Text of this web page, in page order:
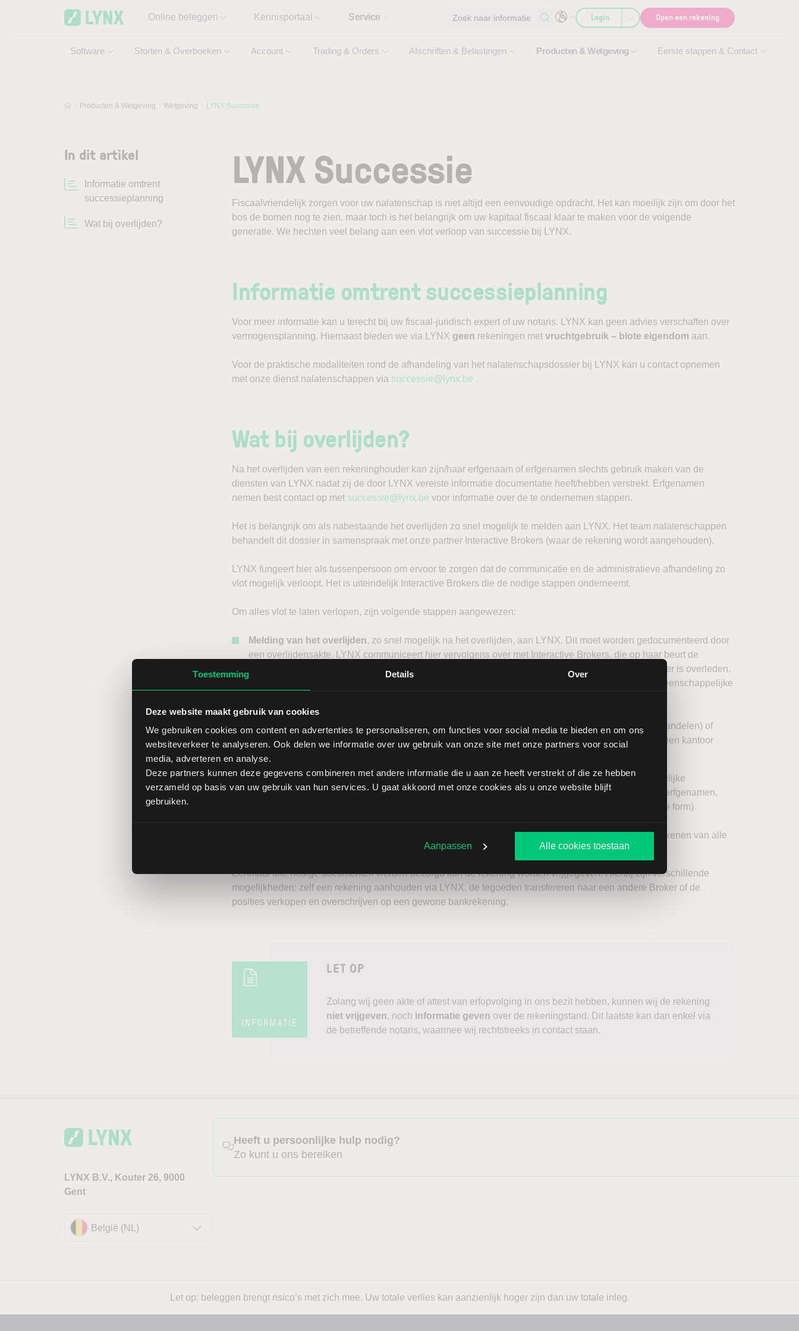
Toestemming Details Over
Deze website maakt gebruik van cookies
We gebruiken cookies om content en advertenties te personaliseren, om functies voor social media te bieden en om ons
websiteverkeer te analyseren. Ook delen we informatie over uw gebruik van onze site met onze partners voor social
media, adverteren en analyse.
Deze partners kunnen deze gegevens combineren met andere informatie die u aan ze heeft verstrekt of die ze hebben
verzameld op basis van uw gebruik van hun services. U gaat akkoord met onze cookies als u onze website blijft
gebruiken.
Aanpassen Alle cookies toestaan
Online beleggen
Kennisportaal Service
Software Storten & Overboeken Account Trading & Orders Afschriften & Belastingen Producten & Wetgeving Eerste stappen & Contact
Zoek naar informatie Login Open een rekening
Producten & Wetgeving Wetgeving LYNX Successie
In dit artikel
Informatie omtrent
successieplanning
Wat bij overlijden?
LYNX Successie
Fiscaalvriendelijk zorgen voor uw nalatenschap is niet altijd een eenvoudige opdracht. Het kan moeilijk zijn om door het
bos de bomen nog te zien, maar toch is het belangrijk om uw kapitaal fiscaal klaar te maken voor de volgende
generatie. We hechten veel belang aan een vlot verloop van successie bij LYNX.
Informatie omtrent successieplanning
Voor meer informatie kan u terecht bij uw fiscaal-juridisch expert of uw notaris. LYNX kan geen advies verschaffen over
vermogensplanning. Hiernaast bieden we via LYNX geen rekeningen met vruchtgebruik – blote eigendom aan.
Voor de praktische modaliteiten rond de afhandeling van het nalatenschapsdossier bij LYNX kan u contact opnemen
met onze dienst nalatenschappen via successie@lynx.be
Wat bij overlijden?
Na het overlijden van een rekeninghouder kan zijn/haar erfgenaam of erfgenamen slechts gebruik maken van de
diensten van LYNX nadat zij de door LYNX vereiste informatie documentatie heeft/hebben verstrekt. Erfgenamen
nemen best contact op met successie@lynx.be voor informatie over de te ondernemen stappen.
Het is belangrijk om als nabestaande het overlijden zo snel mogelijk te melden aan LYNX. Het team nalatenschappen
behandelt dit dossier in samenspraak met onze partner Interactive Brokers (waar de rekening wordt aangehouden).
LYNX fungeert hier als tussenpersoon om ervoor te zorgen dat de communicatie en de administratieve afhandeling zo
vlot mogelijk verloopt. Het is uiteindelijk Interactive Brokers die de nodige stappen onderneemt.
Om alles vlot te laten verlopen, zijn volgende stappen aangewezen:
Melding van het overlijden, zo snel mogelijk na het overlijden, aan LYNX. Dit moet worden gedocumenteerd door
een overlijdensakte. LYNX communiceert hier vervolgens over met Interactive Brokers, die op haar beurt de
rekening zal blokkeren. Ook indien u een individuele rekening heeft via LYNX en uw huwelijkspartner is overleden,
dient dit te worden aangegeven. De melding overlijden geldt m.a.w. zowel voor individuele als gemeenschappelijke
Bezorgen van een akte van erfopvolging
(indien u de nalatenschap met een notaris wenst af te handelen) of
een attest van erfopvolging (indien u de nalatenschap zelf wenst af te handelen – aan te vragen bij een kantoor
Rechtszekerheid).
Eenmaal wij de akte of het attest van erfopvolging in ons bezit hebben, hebben wij een zicht op de wettelijke
erfgenamen en een mogelijke verdeling van de goederen. Op basis hiervan en in samenspraak met de erfgenamen,
eventueel de notaris en Interactive Brokers, wordt een voorstel van verdeling opgemaakt (Probate Estate form).
(Identiteitskaart, bankgegevens, …) van alle erfgenamen en tekenen van alle
nodige documenten door alle erfgenamen.
Eénmaal alle nodige documenten werden bezorgd kan de rekening worden vrijgegeven. Hierbij zijn verschillende
mogelijkheden: zelf een rekening aanhouden via LYNX, de tegoeden transfereren naar een andere Broker of de
posities verkopen en overschrijven op een gewone bankrekening.
INFORMATIE
LET OP
Zolang wij geen akte of attest van erfopvolging in ons bezit hebben, kunnen wij de rekening
niet vrijgeven, noch informatie geven over de rekeningstand. Dit laatste kan dan enkel via
de betreffende notaris, waarmee wij rechtstreeks in contact staan.
LYNX B.V., Kouter 26, 9000
Gent
België (NL)
Heeft u persoonlijke hulp nodig?
Zo kunt u ons bereiken
Let op: beleggen brengt risico’s met zich mee. Uw totale verlies kan aanzienlijk hoger zijn dan uw totale inleg.